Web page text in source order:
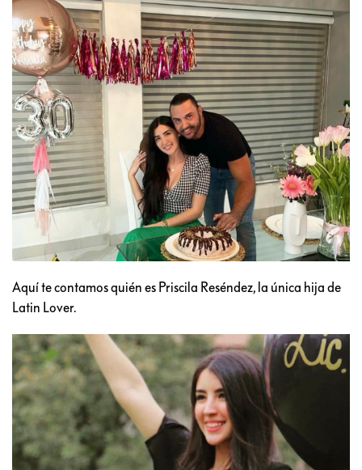
Aquí te contamos quién es Priscila Reséndez, la única hija de
Latin Lover.